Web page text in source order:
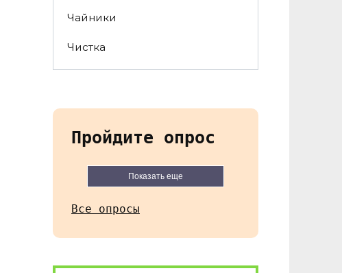
Чайники
Чистка
Пройдите опрос
Показать еще
Все опросы